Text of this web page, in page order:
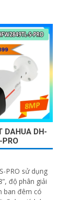
DAHUA DH-
PRO
PRO sử dụng
độ phân giải
ban đêm có